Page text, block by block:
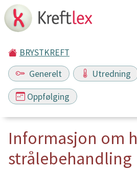
BRYSTKREFT
Generelt
Utredning
Oppfølging
Informasjon om
strålebehandling